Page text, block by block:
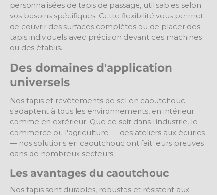
personnalisées de tapis de passage, utilisables selon
vos besoins spécifiques. Cette flexibilité vous permet
de couvrir des surfaces complètes ou de placer des
tapis individuels avec précision devant des machines
ou des établis.
Des domaines d'application
universels
Nos tapis et revêtements de sol en caoutchouc
s'adaptent à tous les environnements, en intérieur
comme en extérieur. Que ce soit dans l'industrie, le
commerce ou l'agriculture — des ateliers aux écuries
— nos solutions en caoutchouc ont fait leurs preuves
dans de nombreux secteurs.
Les avantages du caoutchouc
Nos tapis sont durables, robustes et résistent aux